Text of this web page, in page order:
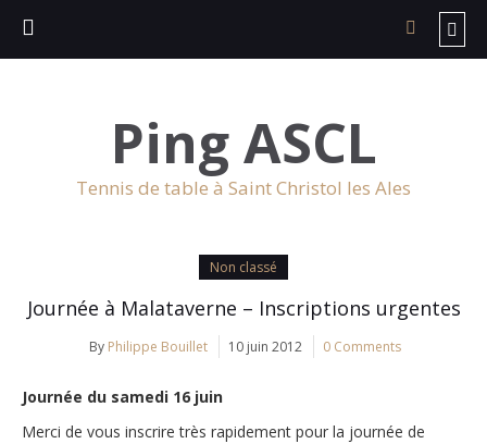
Ping ASCL
Tennis de table à Saint Christol les Ales
Non classé
Journée à Malataverne – Inscriptions urgentes
By Philippe Bouillet 10 juin 2012 0 Comments
Journée du samedi 16 juin
Merci de vous inscrire très rapidement pour la journée de